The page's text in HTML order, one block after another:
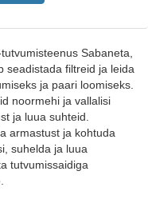
Sabaneta,
seadistada filtreid ja leida
ja paari loomiseks.
noormehi ja vallalisi
ja luua suhteid.
armastust ja kohtuda
suhelda ja luua
tutvumissaidiga